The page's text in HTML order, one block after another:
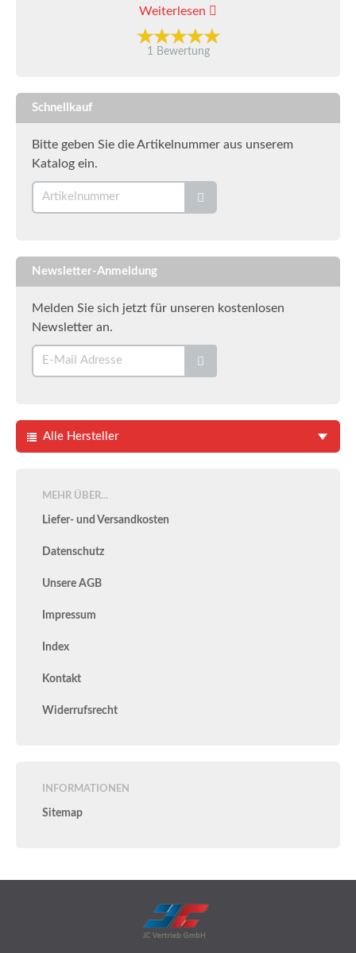
Weiterlesen
1 Bewertung
Schnellkauf
Bitte geben Sie die Artikelnummer aus unserem
Katalog ein.
Newsletter-Anmeldung
Melden Sie sich jetzt für unseren kostenlosen
Newsletter an.
Alle Hersteller
MEHR ÜBER...
Liefer- und Versandkosten
Datenschutz
Unsere AGB
Impressum
Index
Kontakt
Widerrufsrecht
INFORMATIONEN
Sitemap